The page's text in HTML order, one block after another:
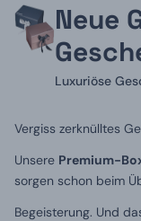
Neue
Luxuriöse
Vergiss zerknülltes
Unsere Premium-
sorgen schon beim
Begeisterung. Und